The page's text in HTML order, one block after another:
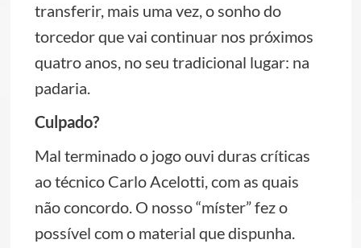
transferir, mais uma vez, o sonho do
torcedor que vai continuar nos próximos
quatro anos, no seu tradicional lugar: na
padaria.
Culpado?
Mal terminado o jogo ouvi duras críticas
ao técnico Carlo Acelotti, com as quais
não concordo. O nosso “míster” fez o
possível com o material que dispunha.